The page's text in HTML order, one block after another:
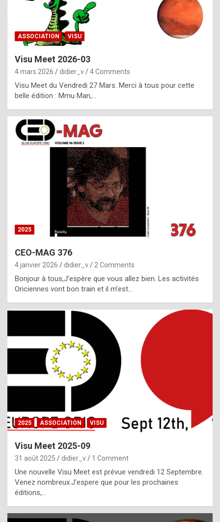
p
l
c
h
i
s
t
o
r
p
e
c
i
l
,
g
h
t
f
ASSOCIATION VISU
Visu Meet 2026-03
4 mars 2026 didier_v 4 Comments
Visu Meet du Vendredi 27 Mars. Merci à tous pour cette
belle édition : Mmu Man,…
2025
CEO-MAG 376
4 janvier 2026 didier_v 2 Comments
Bonjour à tous,J’espère que vous allez bien. Les activités
Oriciennes vont bon train et il m’est…
2025 ASSOCIATION VISU
Visu Meet 2025-09
31 août 2025 didier_v 1 Comment
Une nouvelle Visu Meet est prévue vendredi 12 Septembre.
Venez nombreux.J’espere que pour les prochaines
éditions,…